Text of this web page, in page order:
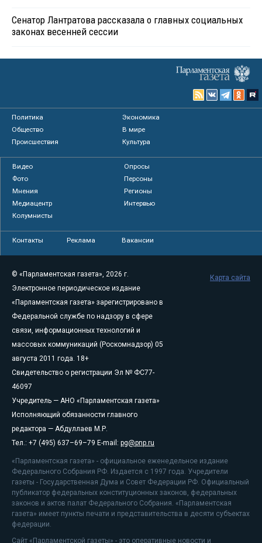
Сенатор Лантратова рассказала о главных социальных
законах весенней сессии
Политика
Экономика
Общество
В мире
Происшествия
Культура
Видео
Опросы
Фото
Персоны
Мнения
Регионы
Медиацентр
Интервью
Колумнисты
Контакты Реклама Вакансии
© «Парламентская газета», 2026 г.
Электронное периодическое издание
«Парламентская газета» зарегистрировано в
Федеральной службе по надзору в сфере
связи, информационных технологий и
массовых коммуникаций (Роскомнадзор) 05
августа 2011 года. 18+
Свидетельство о регистрации Эл № ФС77-
46097
Учредитель — АНО «Парламентская газета»
Исполняющий обязанности главного
редактора — Абдуллаев М.Р.
Тел.: +7 (495) 637–69–79 E-mail: pg@pnp.ru
«Парламентская газета» - официальное еженедельное издание
Федерального Собрания РФ. Издается с 1997 года. Учредители
газеты - Государственная Дума и Совет Федерации РФ. Официальный
публикатор федеральных конституционных законов, федеральных
законов и актов палат Федерального Собрания. «Парламентская
газета» имеет пункты печати и представительства в десяти субъектах
федерации.
Сайт «Парламентской газеты» - это оперативные новости и
Карта сайта